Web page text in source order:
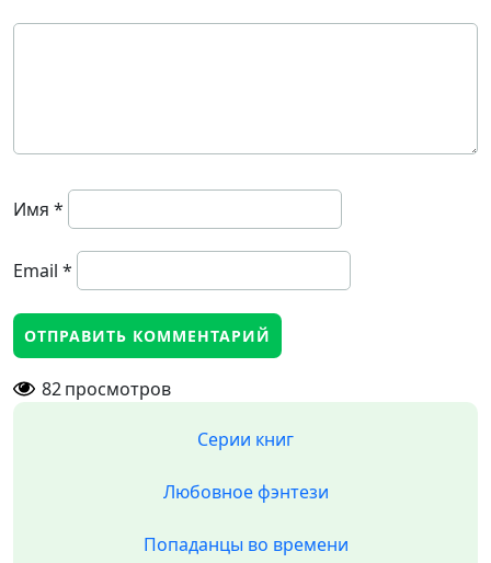
Имя *
Email *
82просмотров
Серии книг
Любовное фэнтези
Попаданцы во времени